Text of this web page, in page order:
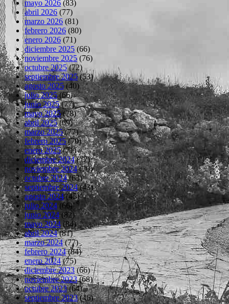
mayo 2026 (83)
abril 2026 (77)
marzo 2026 (81)
febrero 2026 (80)
enero 2026 (71)
diciembre 2025 (66)
noviembre 2025(76)
octubre 2025(72)
septiembre 2025(53)
agosto 2025(40)
julio 2025(66)
junio 2025(77)
mayo 2025(78)
abril 2025(69)
marzo 2025(77)
febrero 2025(70)
enero 2025(71)
diciembre 2024(72)
noviembre 2024(70)
octubre 2024(63)
septiembre 2024(43)
agosto 2024(45)
julio 2024 (66)
junio 2024 (82)
mayo 2024 (84)
abril 2024(81)
marzo 2024(77)
febrero 2024(84)
enero 2024(75)
diciembre 2023(66)
noviembre 2023(68)
octubre 2023(64)
septiembre 2023(46)